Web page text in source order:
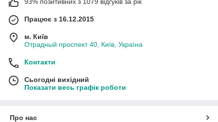
Працює з 16.12.2015
м. Київ
Отрадный проспект 40, Київ, Україна
Контакти
Сьогодні вихідний
Показати весь графік роботи
Про нас